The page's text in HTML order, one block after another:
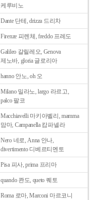
케루비노
Dante 단테, drizza 드리차
Firenze 피렌체, freddo 프레도
Galileo 갈릴레오, Genova
제노바, gloria 글로리아
hanno 안노, oh 오
Milano 밀라노, largo 라르고,
palco 팔코
Macchiavelli 마키아벨리, mamma
맘마, Campanella 캄파넬라
Nero 네로, Anna 안나,
divertimento 디베르티멘토
Pisa 피사, prima 프리마
quando 콴도, queto 퀘토
Roma 로마, Marconi 마르코니